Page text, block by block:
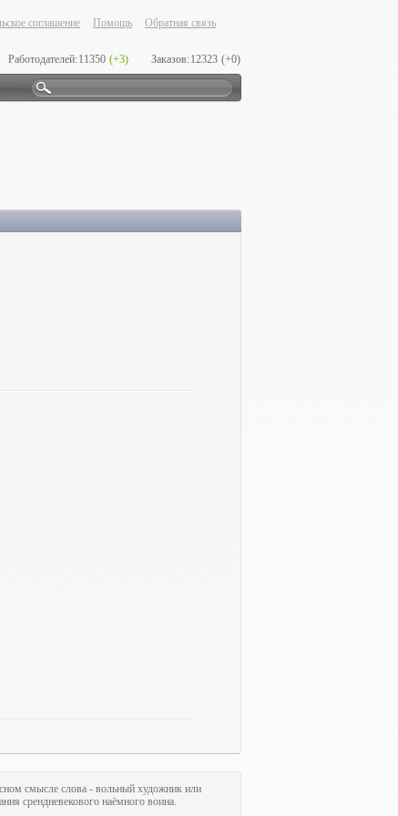
соглашение Помощь Обратная связь
Работодателей:11350 (+3) Заказов:12323 (+0)
смысле слова - вольный художник или
срендневекового наёмного воина.